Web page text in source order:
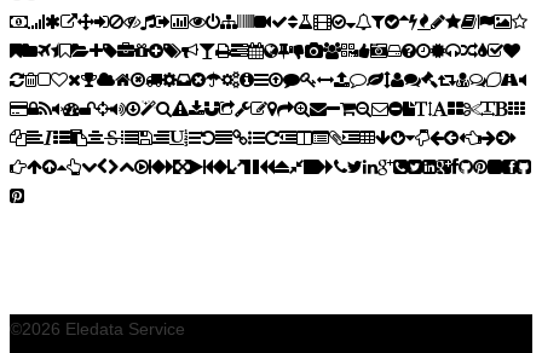
©2026 Eledata Service